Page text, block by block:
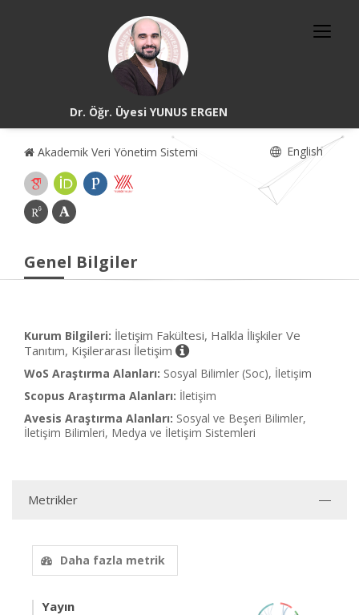
Dr. Öğr. Üyesi YUNUS ERGEN
Akademik Veri Yönetim Sistemi English
Genel Bilgiler
Kurum Bilgileri: İletişim Fakültesi, Halkla İlişkiler Ve
Tanıtım, Kişilerarası İletişim
WoS Araştırma Alanları: Sosyal Bilimler (Soc), İletişim
Scopus Araştırma Alanları: İletişim
Avesis Araştırma Alanları: Sosyal ve Beşeri Bilimler,
İletişim Bilimleri, Medya ve İletişim Sistemleri
Metrikler
Daha fazla metrik
Yayın